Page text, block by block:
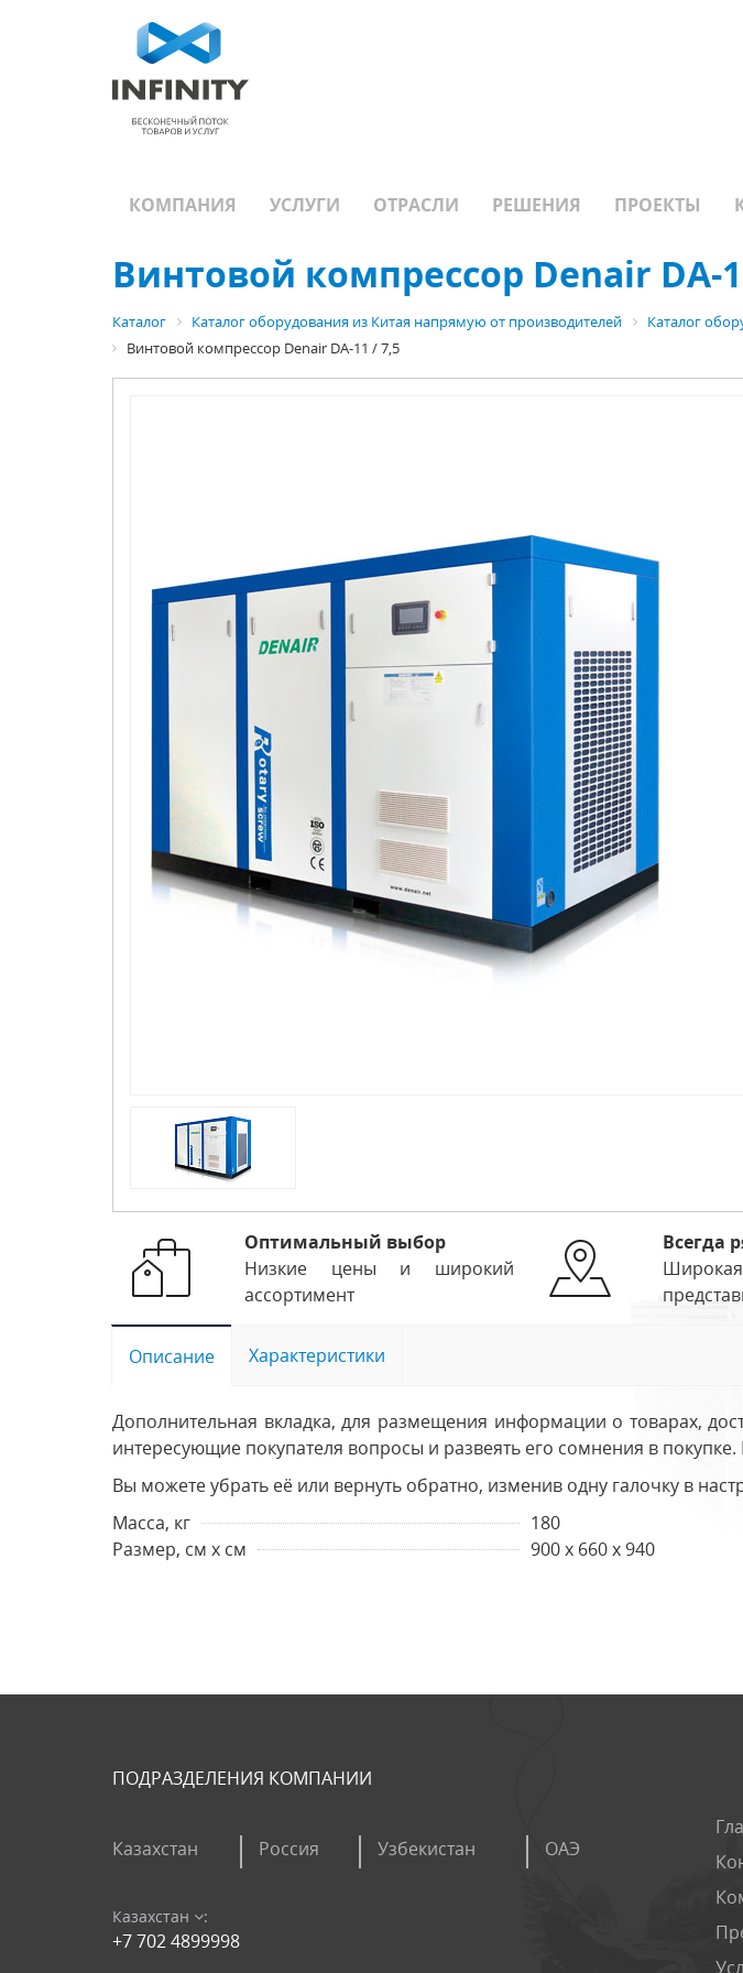
КОМПАНИЯ УСЛУГИ ОТРАСЛИ РЕШЕНИЯ ПРОЕКТЫ
Винтовой компрессор Denair DA-
Каталог Каталог оборудования из Китая напрямую от производителей
Каталог
Винтовой компрессор Denair DA-11 / 7,5
Оптимальный выбор
Низкие цены и широкий
ассортимент
Всегда
Описание Характеристики
Дополнительная вкладка, для размещения информации о товарах,
интересующие покупателя вопросы и развеять его сомнения в
Вы можете убрать её или вернуть обратно, изменив одну галочку в
Масса, кг
180
Размер, см х см
900 x 660 x 940
ПОДРАЗДЕЛЕНИЯ КОМПАНИИ
Казахстан Россия Узбекистан ОАЭ
Казахстан :
+7 702 4899998